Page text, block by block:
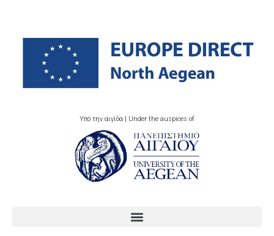
Υπό την αιγίδα | Under the auspices of